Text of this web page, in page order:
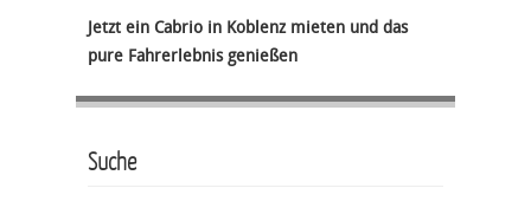
Jetzt ein Cabrio in Koblenz mieten und das
pure Fahrerlebnis genießen
Suche